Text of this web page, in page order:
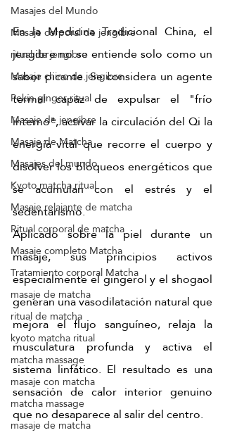
Masajes del Mundo
Masaje corporal de jengibre
ritual de jengibre
Masaje chino de jengibre
Pekín ginger ritual
Masaje de jengibre
Masaje de Matcha
Masajes del mundo
Kyoto matcha ritual
Masaje relajante de matcha
Ritual corporal de matcha
Masaje completo Matcha
Tratamiento corporal Matcha
masaje de matcha
ritual de matcha
kyoto matcha ritual
matcha massage
masaje con matcha
matcha massage
masaje de matcha
En la Medicina Tradicional China, el
jengibre no se entiende solo como un
sabor picante. Se considera un agente
termal capaz de expulsar el "frío
interno", activar la circulación del Qi la
energía vital que recorre el cuerpo y
disolver los bloqueos energéticos que
se acumulan con el estrés y el
sedentarismo.
Aplicado sobre la piel durante un
masaje, sus principios activos
especialmente el gingerol y el shogaol
generan una vasodilatación natural que
mejora el flujo sanguíneo, relaja la
musculatura profunda y activa el
sistema linfático. El resultado es una
sensación de calor interior genuino
que no desaparece al salir del centro.